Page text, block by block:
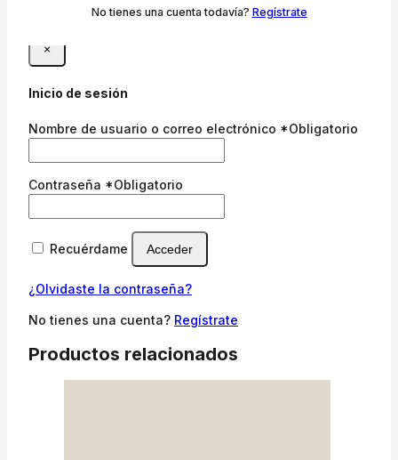
cómo se procesan los datos de tus comentarios.
×
Inicio de sesión
Nombre de usuario o correo electrónico *Obligatorio
Contraseña *Obligatorio
Recuérdame Acceder
¿Olvidaste la contraseña?
No tienes una cuenta? Regístrate
Productos relacionados
No tienes una cuenta todavía? Regístrate